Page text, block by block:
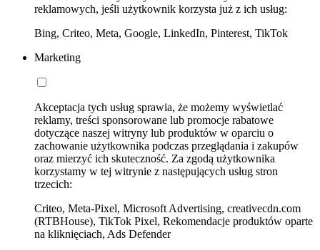
reklamowych, jeśli użytkownik korzysta już z ich usług:
Bing, Criteo, Meta, Google, LinkedIn, Pinterest, TikTok
Marketing
Akceptacja tych usług sprawia, że możemy wyświetlać
reklamy, treści sponsorowane lub promocje rabatowe
dotyczące naszej witryny lub produktów w oparciu o
zachowanie użytkownika podczas przeglądania i zakupów
oraz mierzyć ich skuteczność. Za zgodą użytkownika
korzystamy w tej witrynie z następujących usług stron
trzecich:
Criteo, Meta-Pixel, Microsoft Advertising, creativecdn.com
(RTBHouse), TikTok Pixel, Rekomendacje produktów oparte
na kliknięciach, Ads Defender